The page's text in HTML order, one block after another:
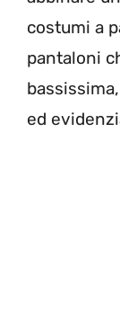
costumi a
pantaloni
ed